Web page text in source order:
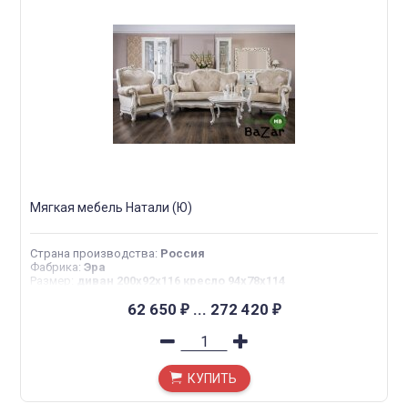
Мягкая мебель Натали (Ю)
Страна производства: Россия
Фабрика: Эра
Размер : диван 200х92х116 кресло 94х78х114
62 650 ₽... 272 420 ₽
КУПИТЬ